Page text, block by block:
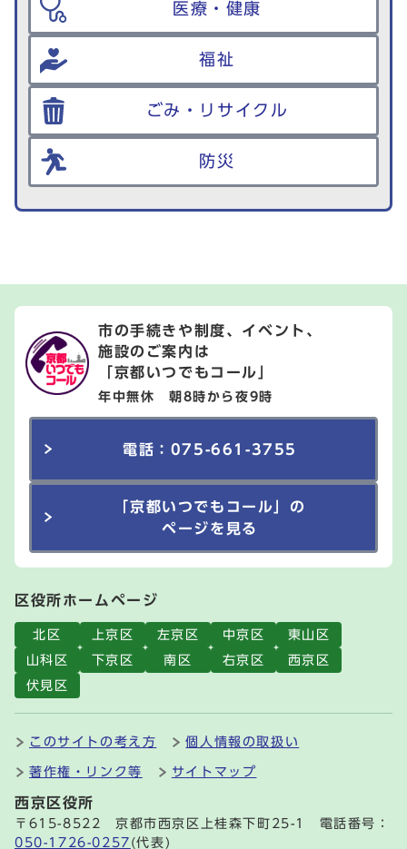
医療・健康
福祉
ごみ・リサイクル
防災
市の手続きや制度、イベント、
施設のご案内は
「京都いつでもコール」
年中無休 朝8時から夜9時
電話：075-661-3755
「京都いつでもコール」の
ページを見る
区役所ホームページ
北区 上京区 左京区 中京区
東山区
山科区
下京区 南区 右京区
西京区
伏見区
このサイトの考え方 個人情報の取扱い
著作権・リンク等 サイトマップ
西京区役所
〒615-8522 京都市西京区上桂森下町25-1 電話番号：
050-1726-0257 (代表)